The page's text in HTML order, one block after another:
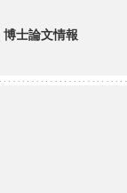
博士論文情報